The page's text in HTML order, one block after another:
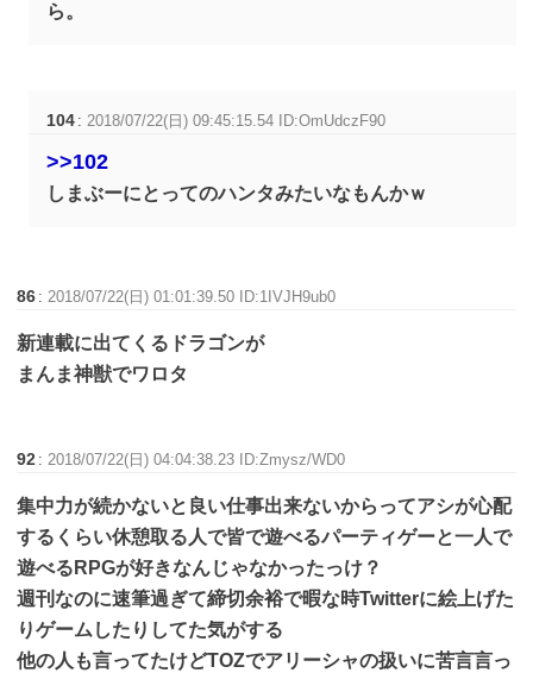
ら。
104 :2018/07/22(日) 09:45:15.54 ID:OmUdczF90
>>102
しまぶーにとってのハンタみたいなもんかｗ
86 :2018/07/22(日) 01:01:39.50 ID:1IVJH9ub0
新連載に出てくるドラゴンが
まんま神獣でワロタ
92 :2018/07/22(日) 04:04:38.23 ID:Zmysz/WD0
集中力が続かないと良い仕事出来ないからってアシが心配
するくらい休憩取る人で皆で遊べるパーティゲーと一人で
遊べるRPGが好きなんじゃなかったっけ？
週刊なのに速筆過ぎて締切余裕で暇な時Twitterに絵上げた
りゲームしたりしてた気がする
他の人も言ってたけどTOZでアリーシャの扱いに苦言言っ